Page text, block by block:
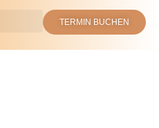
TERMIN BUCHEN